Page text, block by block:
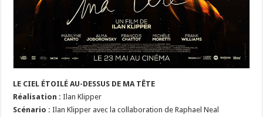
LE CIEL ÉTOILÉ AU-DESSUS DE MA TÊTE
Réalisation :Ilan Klipper
Scénario :Ilan Klipper avec la collaboration de Raphael Neal